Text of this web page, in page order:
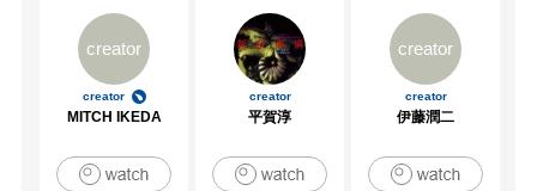
creator
creator
MITCH IKEDA
creator
平賀淳
creator
creator
伊藤潤二